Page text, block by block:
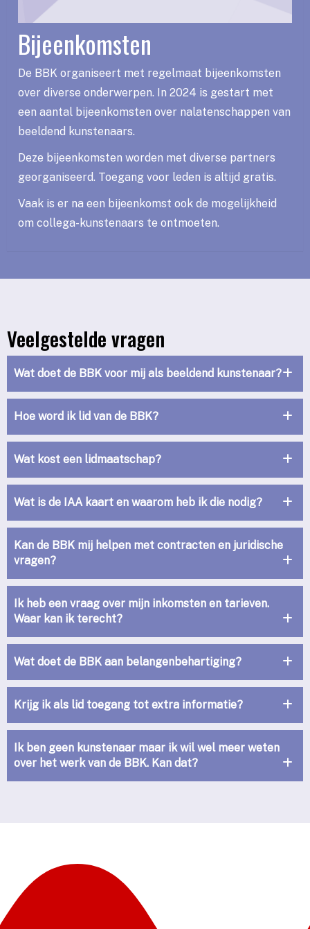
Bijeenkomsten
De BBK organiseert met regelmaat bijeenkomsten
over diverse onderwerpen. In 2024 is gestart met
een aantal bijeenkomsten over nalatenschappen van
beeldend kunstenaars.
Deze bijeenkomsten worden met diverse partners
georganiseerd. Toegang voor leden is altijd gratis.
Vaak is er na een bijeenkomst ook de mogelijkheid
om collega-kunstenaars te ontmoeten.
Veelgestelde vragen
Wat doet de BBK voor mij als beeldend kunstenaar?
Hoe word ik lid van de BBK?
Wat kost een lidmaatschap?
Wat is de IAA kaart en waarom heb ik die nodig?
Kan de BBK mij helpen met contracten en juridische
vragen?
Ik heb een vraag over mijn inkomsten en tarieven.
Waar kan ik terecht?
Wat doet de BBK aan belangenbehartiging?
Krijg ik als lid toegang tot extra informatie?
Ik ben geen kunstenaar maar ik wil wel meer weten
over het werk van de BBK. Kan dat?